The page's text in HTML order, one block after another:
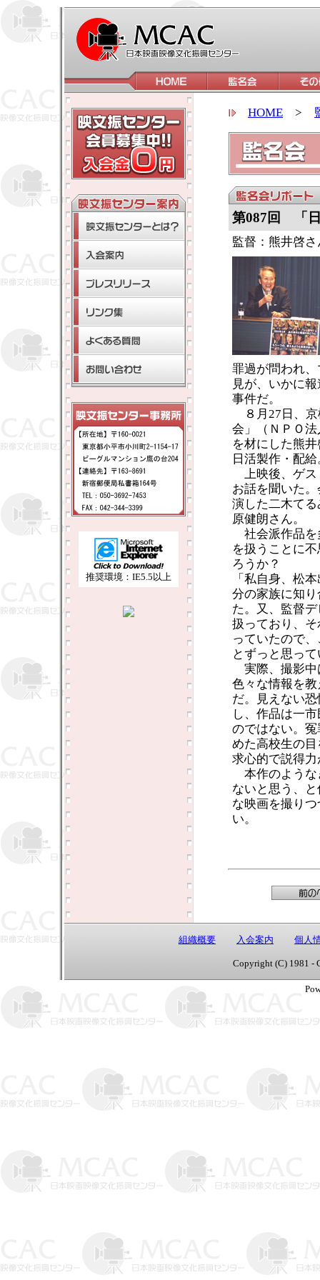
推奨環境：IE5.5以上
HOME >
第087回 「
監督：熊井啓
罪過が問われ
見が、いかに
事件だ。
８月27日、京
会」（ＮＰＯ
を材にした熊
日活製作・配給
上映後、ゲス
お話を聞いた
演した二木て
原健朗さん。
社会派作品を
を扱うことに
ろうか？
「私自身、松
分の家族に知
た。又、監督
扱っており、
っていたので
とずっと思っ
実際、撮影中
色々な情報を
だ。見えない
し、作品は一
のではない。
めた高校生の
求心的で説得
本作のような
ないと思う、
な映画を撮り
い。
組織概要 入会案内 個人
Copyright (C) 1981 -